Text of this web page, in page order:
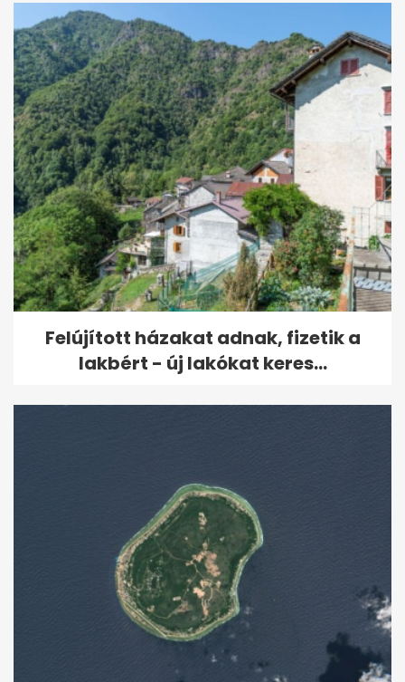
Felújított házakat adnak, fizetik a
lakbért - új lakókat keres...